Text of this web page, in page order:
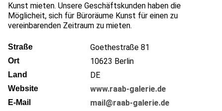
Kunst mieten. Unsere Geschäftskunden haben die
Möglicheit, sich für Büroräume Kunst für einen zu
vereinbarenden Zeitraum zu mieten.
Straße Goethestraße 81
Ort 10623 Berlin
Land DE
Website www.raab-galerie.de
E-Mail mail@raab-galerie.de